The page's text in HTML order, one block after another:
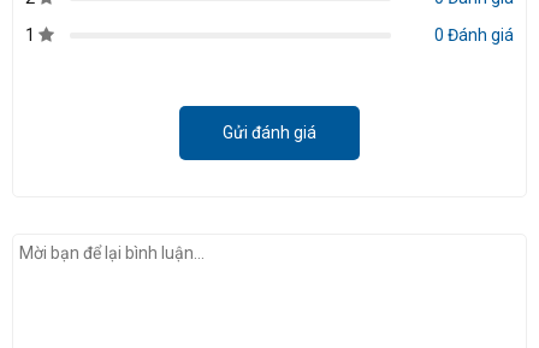
1
0 Đánh giá
Gửi đánh giá